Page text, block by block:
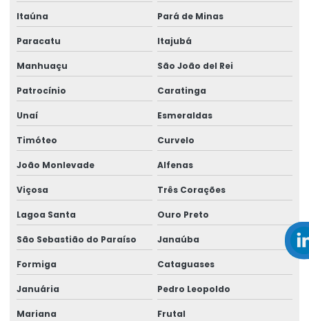
Empresa de perícias cíveis
Empresa de perícias clínicas
Empresa de perícias médicas judiciais
Empresa de perito trabalhista
Empresa que faz análise ergonômica do trabalho
Empresa que faz laudo ergonômico
Empresa que realiza reinclusão de afastados
Empresa de saúde ocupacional
Empresa de saúde e segurança do trabalho
Empresa de saúde e segurança no trabalho
Itaúna Pará de Minas
Paracatu Itajubá
Manhuaçu São João del Rei
Patrocínio Caratinga
Unaí Esmeraldas
Timóteo Curvelo
João Monlevade Alfenas
Viçosa Três Corações
Lagoa Santa Ouro Preto
São Sebastião do Paraíso Janaúba
Formiga Cataguases
Januária Pedro Leopoldo
Mariana Frutal